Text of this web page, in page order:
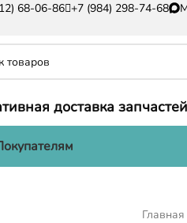
68-06-86 +7 (984) 298-74-68
доставка
Главная